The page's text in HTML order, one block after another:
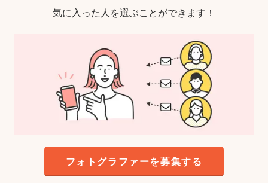
気に入った人を選ぶことができます！
フォトグラファーを募集する